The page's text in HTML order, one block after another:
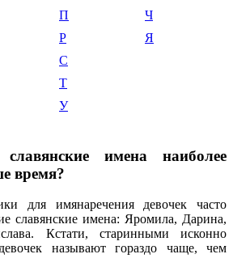
П
Ч
Р
Я
С
Т
У
имена наиболее
время?
для имянаречения девочек часто
славянские имена: Яромила, Дарина,
Кстати, старинными исконно
называют гораздо чаще, чем